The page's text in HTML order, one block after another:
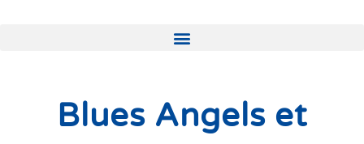
Blues Angels et